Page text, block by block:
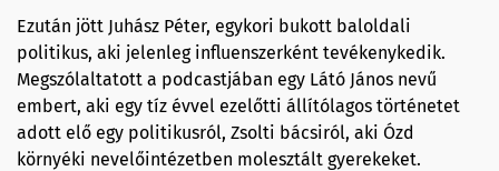
Ezután jött Juhász Péter, egykori bukott baloldali
politikus, aki jelenleg influenszerként tevékenykedik.
Megszólaltatott a podcastjában egy Látó János nevű
embert, aki egy tíz évvel ezelőtti állítólagos történetet
adott elő egy politikusról, Zsolti bácsiról, aki Ózd
környéki nevelőintézetben molesztált gyerekeket.